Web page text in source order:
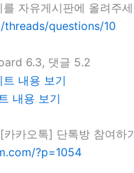
자유게시판에 올려주
questions/10
6.3, 댓글 5.2
내용 보기
내용 보기
카오톡] 단톡방 참여하
?p=1054